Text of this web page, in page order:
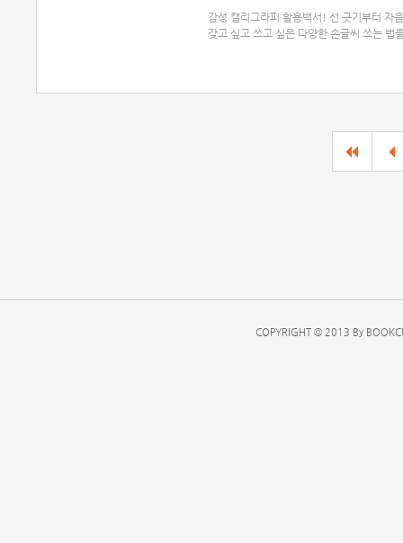
감성 캘리그라피 활용백서! 선 긋기부터 자
갖고 싶고 쓰고 싶은 다양한 손글씨 쓰는 법
COPYRIGHT © 2013 By